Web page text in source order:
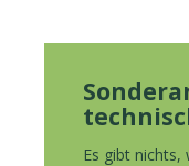
Es gibt nichts,